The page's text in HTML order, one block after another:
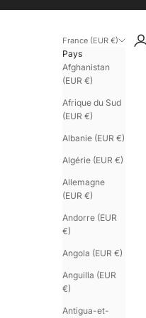
France (EUR €)
Pays
Afghanistan
(EUR €)
Afrique du Sud
(EUR €)
Albanie (EUR €)
Algérie (EUR €)
Allemagne
(EUR €)
Andorre (EUR
€)
Angola (EUR €)
Anguilla (EUR
€)
Antigua-et-